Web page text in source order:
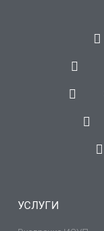
УСЛУГИ